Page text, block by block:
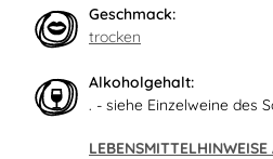
Geschmack:
trocken
Alkoholgehalt:
. - siehe Einzelweine des
LEBENSMITTELHINWEISE